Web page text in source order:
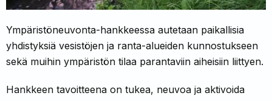
Ympäristöneuvonta-hankkeessa autetaan paikallisia
yhdistyksiä vesistöjen ja ranta-alueiden kunnostukseen
sekä muihin ympäristön tilaa parantaviin aiheisiin liittyen.
Hankkeen tavoitteena on tukea, neuvoa ja aktivoida